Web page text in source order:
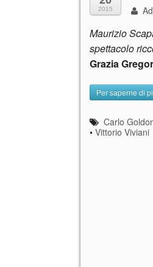
2015
Maurizio
spettacolo
Grazia
Per saperne di
Carlo
• Vittorio Viviani